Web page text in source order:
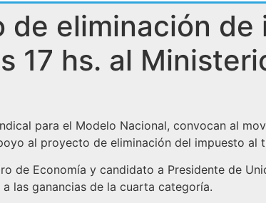
de eliminación
17 hs. al
para el Modelo Nacional, convocan al
al proyecto de eliminación del impuesto al
de Economía y candidato a Presidente de
las ganancias de la cuarta categoría.